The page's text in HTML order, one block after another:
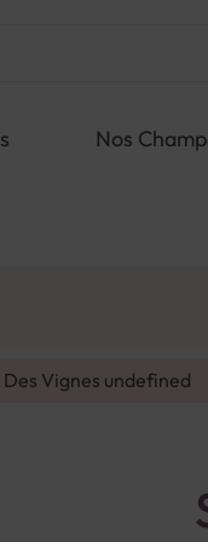
Nos
Vignes undefined